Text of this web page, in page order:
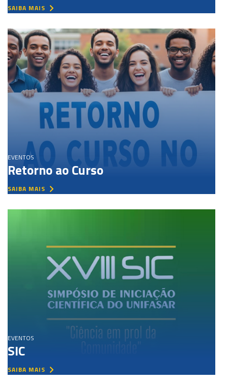
SAIBA MAIS
EVENTOS
Retorno ao Curso
SAIBA MAIS
EVENTOS
SIC
SAIBA MAIS